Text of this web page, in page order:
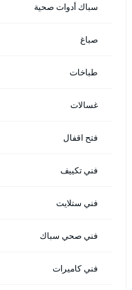
سباك أدوات صحية
صباغ
طباخات
غسالات
فتح اقفال
فني تكييف
فني ستلايت
فني صحي سباك
فني كاميرات